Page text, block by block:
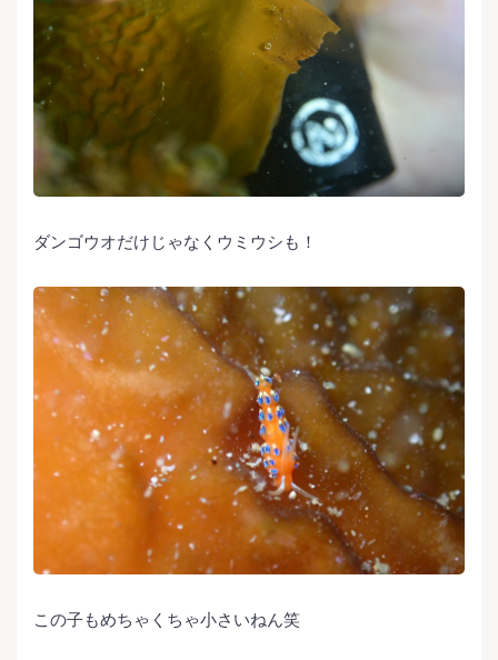
ダンゴウオだけじゃなくウミウシも！
この子もめちゃくちゃ小さいねん笑